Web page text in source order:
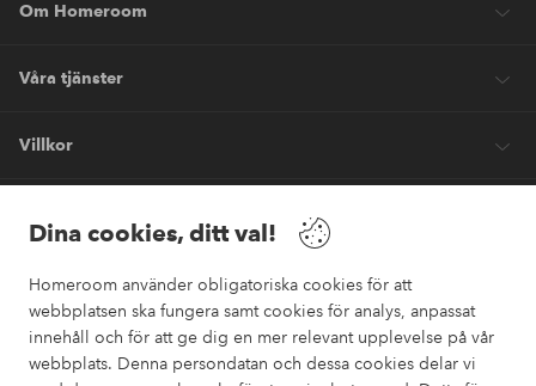
Dina cookies, ditt val!
Homeroom använder obligatoriska cookies för att
webbplatsen ska fungera samt cookies för analys, anpassat
innehåll och för att ge dig en mer relevant upplevelse på vår
webbplats. Denna persondatan och dessa cookies delar vi
Om Homeroom
Våra tjänster
Villkor
Säkra betalningar